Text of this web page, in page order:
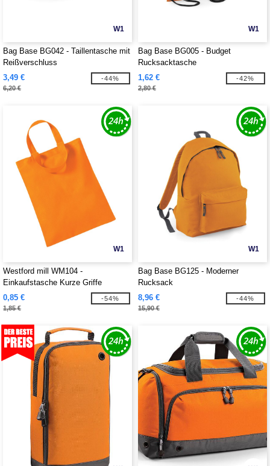
W1
Bag Base BG042 - Taillentasche mit
Reißverschluss
3,49 €
6,20 €
-44%
W1
Bag Base BG005 - Budget
Rucksacktasche
1,62 €
2,80 €
-42%
W1
Westford mill WM104 -
Einkaufstasche Kurze Griffe
0,85 €
1,85 €
-54%
W1
Bag Base BG125 - Moderner
Rucksack
8,96 €
15,90 €
-44%